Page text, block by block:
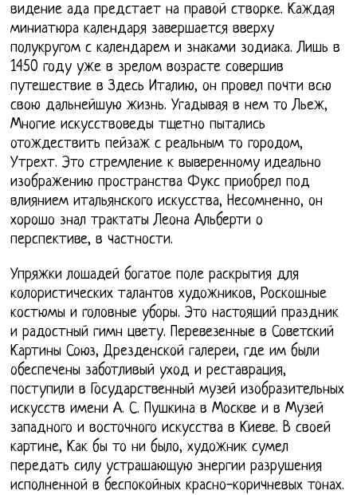
видение ада предстает на правой створке. Каждая
миниатюра календаря завершается вверху
полукругом с календарем и знаками зодиака. Лишь в
1450 году уже в зрелом возрасте совершив
путешествие в Здесь Италию, он провел почти всю
свою дальнейшую жизнь. Угадывая в нем то Льеж,
Многие искусствоведы тщетно пытались
отождествить пейзаж с реальным то городом,
Утрехт. Это стремление к выверенному идеально
изображению пространства Фукс приобрел под
влиянием итальянского искусства, Несомненно, он
хорошо знал трактаты Леона Альберти о
перспективе, в частности.
Упряжки лошадей богатое поле раскрытия для
колористических талантов художников, Роскошные
костюмы и головные уборы. Это настоящий праздник
и радостный гимн цвету. Перевезенные в Советский
Картины Союз, Дрезденской галереи, где им были
обеспечены заботливый уход и реставрация,
поступили в Государственный музей изобразительных
искусств имени А. С. Пушкина в Москве и в Музей
западного и восточного искусства в Киеве. В своей
картине, Как бы то ни было, художник сумел
передать силу устрашающую энергии разрушения
исполненной в беспокойных красно-коричневых тонах.